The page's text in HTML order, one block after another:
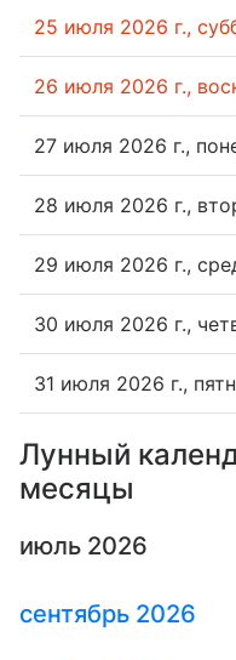
25 июля 2026 г.,
26 июля 2026 г.,
27 июля 2026 г.,
28 июля 2026 г.,
29 июля 2026 г.,
30 июля 2026 г.,
31 июля 2026 г.,
Лунный
месяцы
июль 2026
сентябрь 2026